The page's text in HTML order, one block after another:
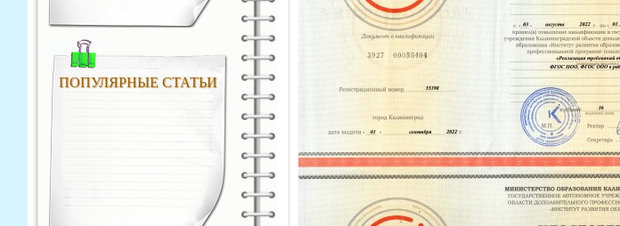
ПОПУЛЯРНЫЕ СТАТЬИ